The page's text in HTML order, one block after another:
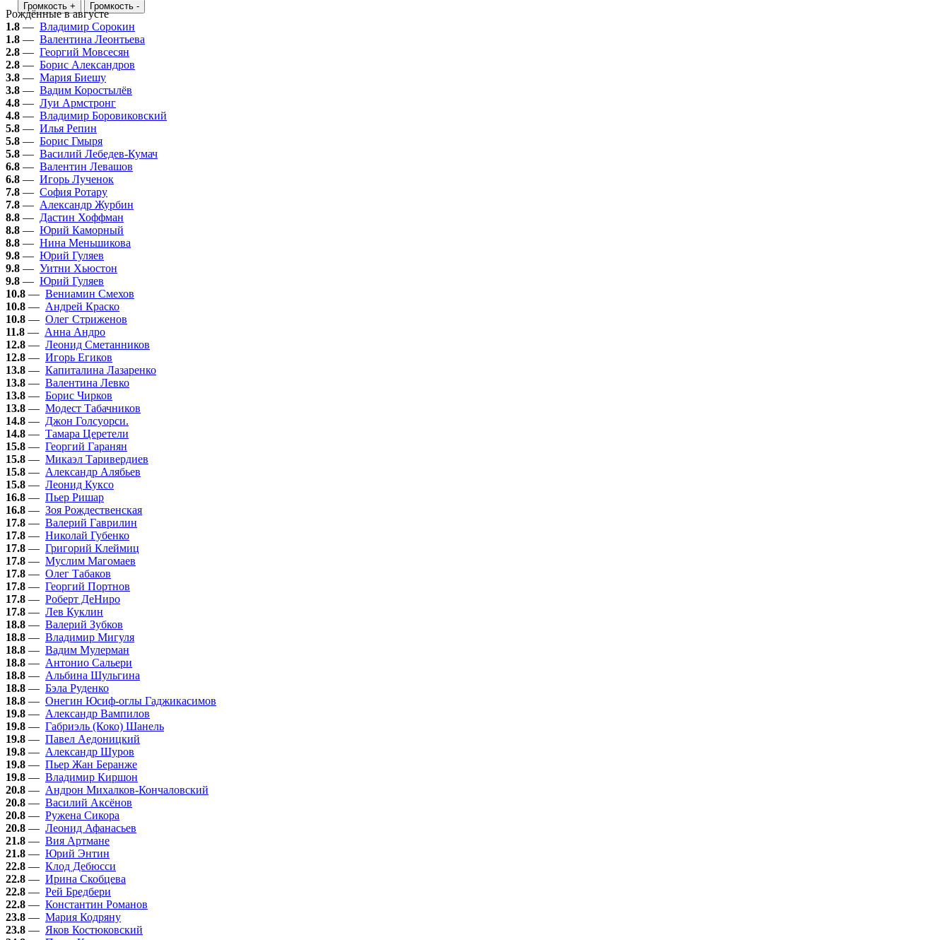
Громкость +
Громкость -
Рождённые в августе
1.8 — Владимир Сорокин
1.8 — Валентина Леонтьева
2.8 — Георгий Мовсесян
2.8 — Борис Александров
3.8 — Мария Биешу
3.8 — Вадим Коростылёв
4.8 — Луи Армстронг
4.8 — Владимир Боровиковский
5.8 — Илья Репин
5.8 — Борис Гмыря
5.8 — Василий Лебедев-Кумач
6.8 — Валентин Левашов
6.8 — Игорь Лученок
7.8 — София Ротару
7.8 — Александр Журбин
8.8 — Дастин Хоффман
8.8 — Юрий Каморный
8.8 — Нина Меньшикова
9.8 — Юрий Гуляев
9.8 — Уитни Хьюстон
9.8 — Юрий Гуляев
10.8 — Вениамин Смехов
10.8 — Андрей Краско
10.8 — Олег Стриженов
11.8 — Анна Андро
12.8 — Леонид Сметанников
12.8 — Игорь Егиков
13.8 — Капиталина Лазаренко
13.8 — Валентина Левко
13.8 — Борис Чирков
13.8 — Модест Табачников
14.8 — Джон Голсуорси.
14.8 — Тамара Церетели
15.8 — Георгий Гаранян
15.8 — Микаэл Таривердиев
15.8 — Александр Алябьев
15.8 — Леонид Куксо
16.8 — Пьер Ришар
16.8 — Зоя Рождественская
17.8 — Валерий Гаврилин
17.8 — Николай Губенко
17.8 — Григорий Клеймиц
17.8 — Муслим Магомаев
17.8 — Олег Табаков
17.8 — Георгий Портнов
17.8 — Роберт ДеНиро
17.8 — Лев Куклин
18.8 — Валерий Зубков
18.8 — Владимир Мигуля
18.8 — Вадим Мулерман
18.8 — Антонио Сальери
18.8 — Альбина Шульгина
18.8 — Бэла Руденко
18.8 — Онегин Юсиф-оглы Гаджикасимов
19.8 — Александр Вампилов
19.8 — Габриэль (Коко) Шанель
19.8 — Павел Аедоницкий
19.8 — Александр Шуров
19.8 — Пьер Жан Беранже
19.8 — Владимир Киршон
20.8 — Андрон Михалков-Кончаловский
20.8 — Василий Аксёнов
20.8 — Ружена Сикора
20.8 — Леонид Афанасьев
21.8 — Вия Артмане
21.8 — Юрий Энтин
22.8 — Клод Дебюсси
22.8 — Ирина Скобцева
22.8 — Рей Бредбери
22.8 — Константин Романов
23.8 — Мария Кодряну
23.8 — Яков Костюковский